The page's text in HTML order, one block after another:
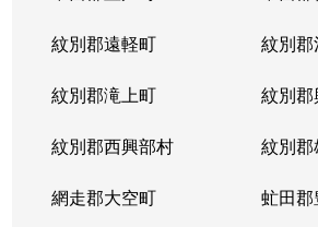
紋別郡遠軽町 紋別
紋別郡滝上町 紋別
紋別郡西興部村 紋別
網走郡大空町 虻田